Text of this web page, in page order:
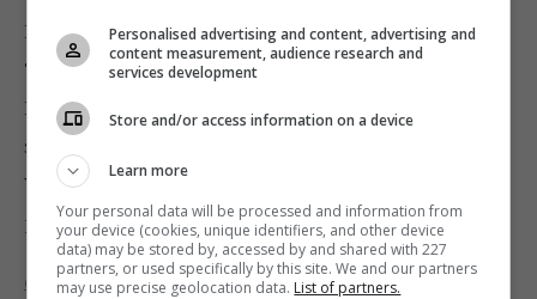
Нагадаємо, прийом ідей на пітчинг The Next Big
Thing. Generation триває до 23 липня включно.
Роботи приймаються в форматах ТВ-серіал і веб,
зокрема YouTube-канал і серіал для Instagram.
Участь можуть брати всі бажаючі, які досягли 18
років. Роботи подаються за спеціальною
формою. Наприкінці вересня буде відібрано по три
Personalised advertising and content, advertising and
content measurement, audience research and
services development
Store and/or access information on a device
Learn more
Your personal data will be processed and information from
your device (cookies, unique identifiers, and other device
data) may be stored by, accessed by and shared with 227
partners, or used specifically by this site. We and our partners
may use precise geolocation data. List of partners.